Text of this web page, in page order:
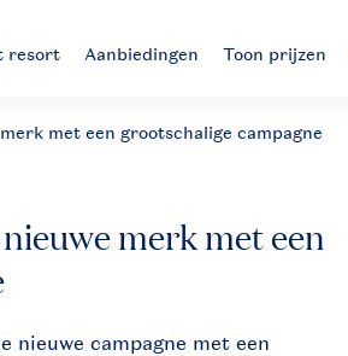
resort Aanbiedingen Toon prijzen
met een grootschalige campagne
merk met een
nieuwe campagne met een